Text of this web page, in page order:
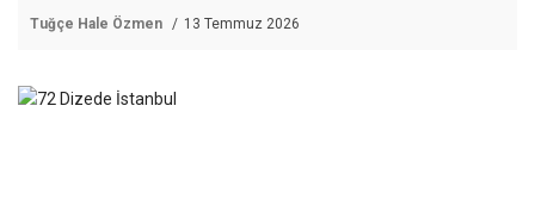
Tuğçe Hale Özmen 13 Temmuz 2026